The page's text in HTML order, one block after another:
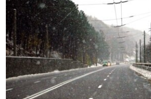
поискуИНФОГРАФИКА
ТЕЛЕПРОЕКТ КРЫМ.РЕАЛИИ
СОВЕТЫ ПРАВОЗАЩИТНИКОВ
ПРОПАВШИЕ БЕЗ ВЕСТИ
ПОБЕДИТЕЛЕЙ НЕ СУДЯТ?
КРЫМ.НЕПОКОРЕННЫЙ
КАК ОБОЙТИ БЛОКИРОВКУ
Українською
Qırımtatar
ПРИСОЕДИНЯЙТЕСЬ!